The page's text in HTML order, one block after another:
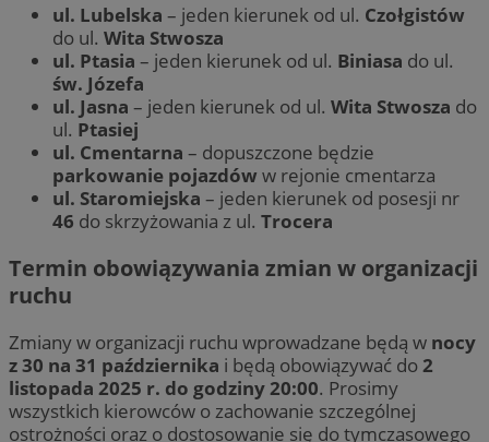
ul. Lubelska – jeden kierunek od ul. Czołgistów
do ul. Wita Stwosza
ul. Ptasia – jeden kierunek od ul. Biniasa do ul.
św. Józefa
ul. Jasna – jeden kierunek od ul. Wita Stwosza do
ul. Ptasiej
ul. Cmentarna – dopuszczone będzie
parkowanie pojazdów w rejonie cmentarza
ul. Staromiejska – jeden kierunek od posesji nr
46 do skrzyżowania z ul. Trocera
Termin obowiązywania zmian w organizacji
ruchu
Zmiany w organizacji ruchu wprowadzane będą w nocy
z 30 na 31 października i będą obowiązywać do2
listopada 2025 r. do godziny 20:00. Prosimy
wszystkich kierowców o zachowanie szczególnej
ostrożności oraz o dostosowanie się do tymczasowego